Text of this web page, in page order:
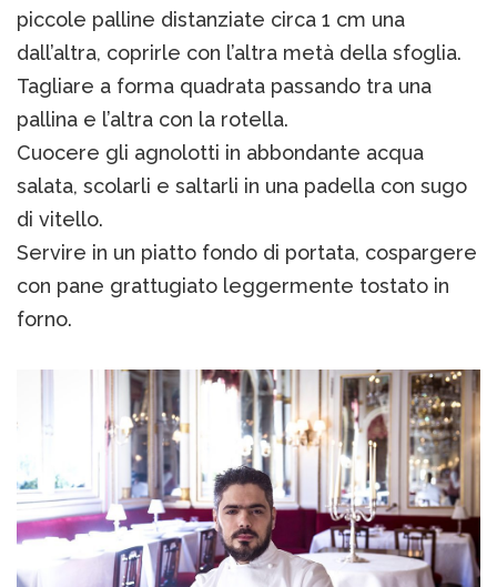
piccole palline distanziate circa 1 cm una
dall’altra, coprirle con l’altra metà della sfoglia.
Tagliare a forma quadrata passando tra una
pallina e l’altra con la rotella.
Cuocere gli agnolotti in abbondante acqua
salata, scolarli e saltarli in una padella con sugo
di vitello.
Servire in un piatto fondo di portata, cospargere
con pane grattugiato leggermente tostato in
forno.